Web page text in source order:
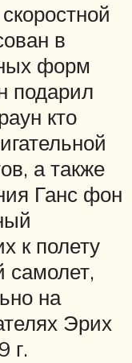
в
форм
подарил
кто
а также
Ганс фон
к полету
самолет,
на
Эрих
г.